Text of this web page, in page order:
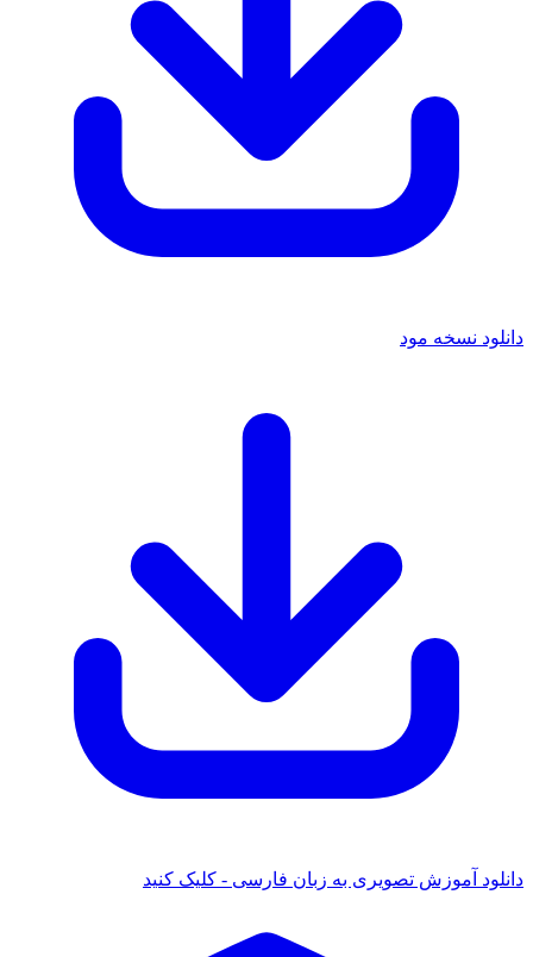
دانلود نسخه مود
دانلود آموزش تصویری به زبان فارسی - کلیک کنید